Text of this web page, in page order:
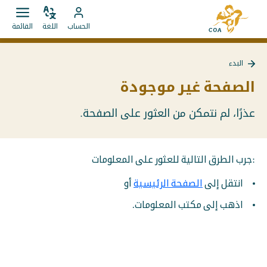
الانتقال
مباشرة
إلى
إلى
الصفحة
الرئيسية
MyCOA
انتقل
إلى
الحساب
ضبط
اللغة القائمة
البدء
الصفحة غير موجودة
عذرًا، لم نتمكن من العثور على الصفحة.
:جرب الطرق التالية للعثور على المعلومات
انتقل إلى الصفحة الرئيسية أو
اذهب إلى مكتب المعلومات.